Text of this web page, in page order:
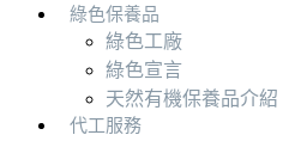
綠色保養品
綠色工廠
綠色宣言
天然有機保養品介紹
代工服務